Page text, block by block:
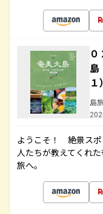
島旅
ようこそ！ 絶景スポ
人たちが教えてくれ
旅へ。